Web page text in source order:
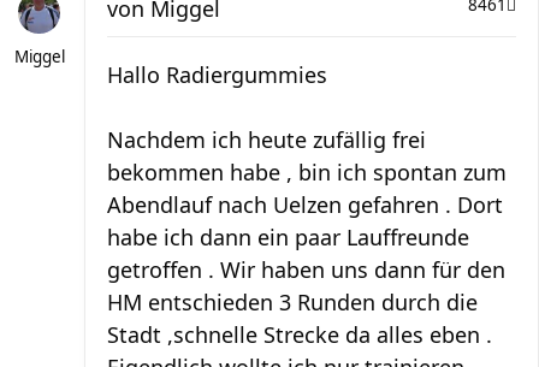
Miggel
8461
von Miggel
Hallo Radiergummies
Nachdem ich heute zufällig frei
bekommen habe , bin ich spontan zum
Abendlauf nach Uelzen gefahren . Dort
habe ich dann ein paar Lauffreunde
getroffen . Wir haben uns dann für den
HM entschieden 3 Runden durch die
Stadt ,schnelle Strecke da alles eben .